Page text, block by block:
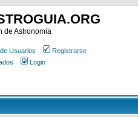
de Astronomía
Usuarios
Registrarse
Login